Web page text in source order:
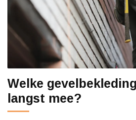
Welke
langst mee?